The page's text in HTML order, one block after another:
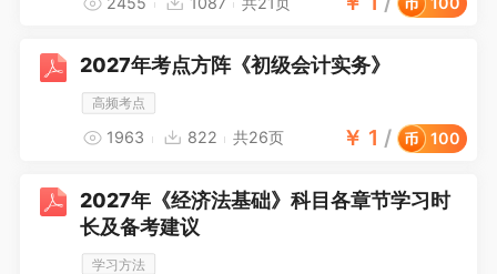
2027年考点方阵《初级会计实务》
高频考点
1963 822 共26页 ￥ 1 / 100
2027年《经济法基础》科目各章节学习时
长及备考建议
学习方法